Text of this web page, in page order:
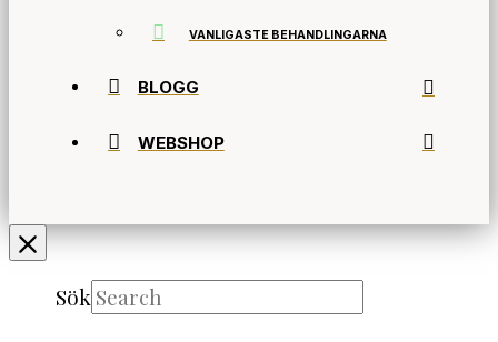
VANLIGASTE BEHANDLINGARNA
BLOGG
WEBSHOP
Sök